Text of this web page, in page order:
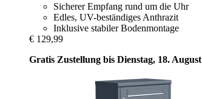
Sicherer Empfang rund um die Uhr
Edles, UV-beständiges Anthrazit
Inklusive stabiler Bodenmontage
€ 129,99
Gratis Zustellung bis Dienstag, 18. August